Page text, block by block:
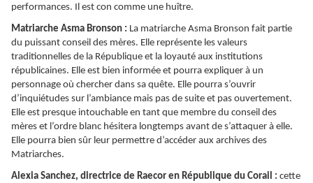
performances. Il est con comme une huître.
Matriarche Asma Bronson : La matriarche Asma Bronson fait partie
du puissant conseil des mères. Elle représente les valeurs
traditionnelles de la République et la loyauté aux institutions
républicaines. Elle est bien informée et pourra expliquer à un
personnage où chercher dans sa quête. Elle pourra s’ouvrir
d’inquiétudes sur l’ambiance mais pas de suite et pas ouvertement.
Elle est presque intouchable en tant que membre du conseil des
mères et l’ordre blanc hésitera longtemps avant de s’attaquer à elle.
Elle pourra bien sûr leur permettre d’accéder aux archives des
Matriarches.
Alexia Sanchez, directrice de Raecor en République du Corail : cette